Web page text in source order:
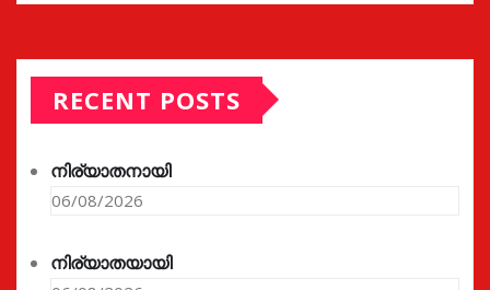
RECENT POSTS
നിര്യാതനായി
06/08/2026
നിര്യാതയായി